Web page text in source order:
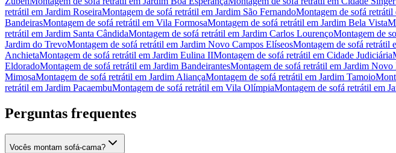
retrátil em Jardim RoseiraMontagem de sofá retrátil em Jardim São FernandoMontagem de sofá retrátil
BandeirasMontagem de sofá retrátil em Vila FormosaMontagem de sofá retrátil em Jardim Bela Vista
retrátil em Jardim Santa CândidaMontagem de sofá retrátil em Jardim Carlos LourençoMontagem de
Jardim do TrevoMontagem de sofá retrátil em Jardim Novo Campos ElíseosMontagem de sofá retrátil
AnchietaMontagem de sofá retrátil em Jardim Eulina IIMontagem de sofá retrátil em Cidade Judiciária
EldoradoMontagem de sofá retrátil em Jardim BandeirantesMontagem de sofá retrátil em Jardim Novo
MimosaMontagem de sofá retrátil em Jardim AliançaMontagem de sofá retrátil em Jardim Tamoio
retrátil em Jardim PacaembuMontagem de sofá retrátil em Vila OlímpiaMontagem de sofá retrátil em
Perguntas frequentes
Vocês montam sofá-cama?